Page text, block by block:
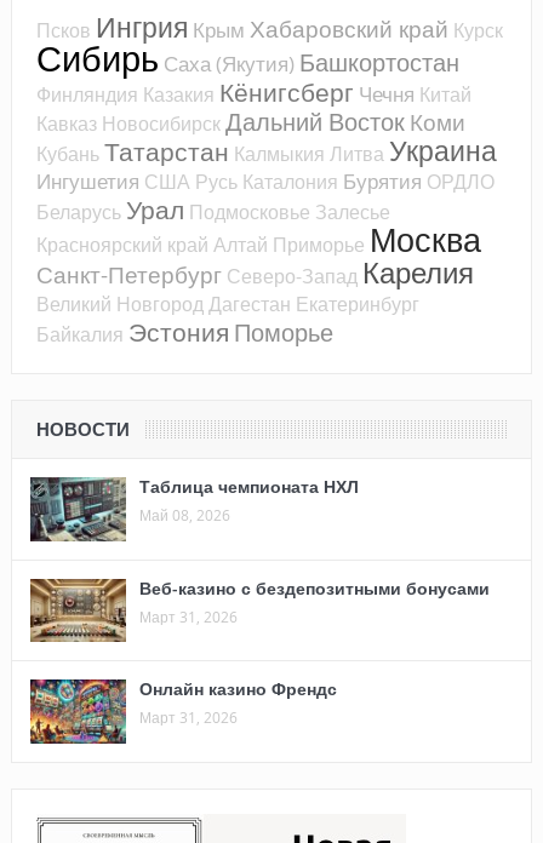
Псков Ингрия Крым Хабаровский край Курск
Сибирь Саха (Якутия) Башкортостан
Финляндия Казакия Кёнигсберг Чечня Китай
Кавказ НовосибирскДальний Восток Коми
КубаньТатарстан Калмыкия Литва Украина
Ингушетия США Русь Каталония Бурятия ОРДЛО
Беларусь Урал Подмосковье Залесье
Красноярский край Алтай Приморье Москва
Санкт-Петербург Северо-Запад Карелия
Великий НовгородДагестан Екатеринбург
Байкалия Эстония Поморье
НОВОСТИ
Таблица чемпионата НХЛ
Май 08, 2026
Веб-казино с бездепозитными бонусами
Март 31, 2026
Онлайн казино Френдс
Март 31, 2026